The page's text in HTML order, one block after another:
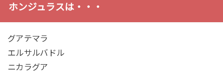
ホンジュラスは・・・
グアテマラ
エルサルバドル
ニカラグア